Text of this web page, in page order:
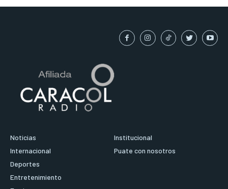
Noticias
Internacional
Deportes
Entretenimiento
Institucional
Puate con nosotros